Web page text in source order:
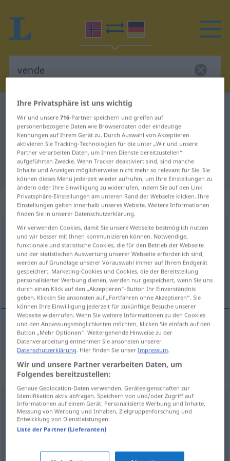
Norwegisch-Deutsch Wörterbuch
Norwegisch-Deutsch Übersetzung
für "vende"
"vende" Deutsch Übersetzung
„vende“
vende
Übersicht aller Übersetzungen
(Für mehr Details die Übersetzung anklicken/antippen)
wenden, kehren
wenden,kehren vende
Synonyme für "vende"
returnere,snu
, sno
Ihre Privatsphäre ist uns wichtig
Wir und unsere716-Partner speichern und greifen auf
personenbezogene Daten wie Browserdaten oder eindeutige
Kennungen auf Ihrem Gerät zu. Durch Auswahl von Akzeptieren
aktivieren Sie Tracking-Technologien für die unter „Wir und unsere
Partner verarbeiten Daten, um Ihnen Dienste bereitzustellen“
aufgeführten Zwecke. Wenn Tracker deaktiviert sind, sind manche
Inhalte und Anzeigen möglicherweise nicht mehr so relevant für Sie. Sie
können dieses Menü jederzeit wieder aufrufen, um Ihre Einstellungen zu
ändern oder Ihre Einwilligung zu widerrufen, indem Sie auf den Link
Privatsphäre-Einstellungen am unteren Rand der Webseite klicken. Ihre
Einstellungen gelten innerhalb unseres Website. Weitere Informationen
finden Sie in unserer Datenschutzerklärung.
Wir verwenden Cookies, damit Sie unsere Webseite bestmöglich nutzen
und wir besser mit Ihnen kommunizieren können. Notwendige,
funktionale und statistische Cookies, die für den Betrieb der Webseite
und der statistischen Auswertung unserer Webseite erforderlich sind,
werden auf Grundlage unserer Vorauswahl immer auf Ihrem Endgerät
gespeichert. Marketing-Cookies und Cookies, die der Bereitstellung
personalisierter Werbung dienen, werden nur gespeichert, wenn Sie uns
durch einen Klick auf den „Akzeptieren“-Button Ihr Einverständnis
geben. Klicken Sie ansonsten auf „Fortfahren ohne Akzeptieren“. Sie
können Ihre Einwilligung jederzeit für zukünftige Besuche unserer
Webseite widerrufen. Wenn Sie weitere Informationen zu den Cookies
und den Anpassungsmöglichkeiten möchten, klicken Sie einfach auf den
Button „Mehr Optionen“. Weitergehende Hinweise zu der
Datenverarbeitung entnehmen Sie ansonsten unserer
Datenschutzerklärung. Hier finden Sie unserImpressum.
Wir und unsere Partner verarbeiten Daten, um
Folgendes bereitzustellen:
Genaue Geolocation-Daten verwenden. Geräteeigenschaften zur
Identifikation aktiv abfragen. Speichern von und/oder Zugriff auf
Informationen auf einem Gerät. Personalisierte Werbung und Inhalte,
Messung von Werbung und Inhalten, Zielgruppenforschung und
Entwicklung von Dienstleistungen.
Liste der Partner (Lieferanten)